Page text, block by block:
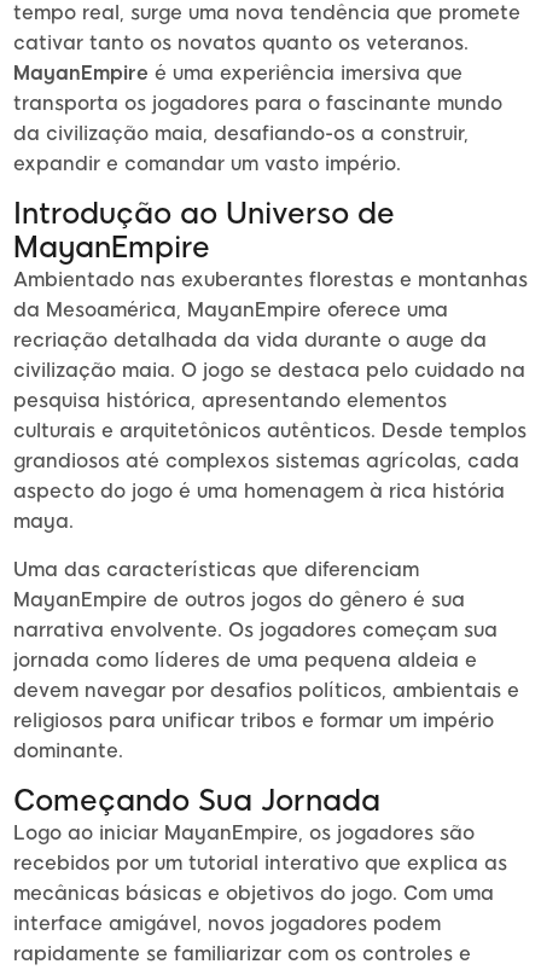
tempo real, surge uma nova tendência que promete
cativar tanto os novatos quanto os veteranos.
MayanEmpire é uma experiência imersiva que
transporta os jogadores para o fascinante mundo
da civilização maia, desafiando-os a construir,
expandir e comandar um vasto império.
Introdução ao Universo de
MayanEmpire
Ambientado nas exuberantes florestas e montanhas
da Mesoamérica, MayanEmpire oferece uma
recriação detalhada da vida durante o auge da
civilização maia. O jogo se destaca pelo cuidado na
pesquisa histórica, apresentando elementos
culturais e arquitetônicos autênticos. Desde templos
grandiosos até complexos sistemas agrícolas, cada
aspecto do jogo é uma homenagem à rica história
maya.
Uma das características que diferenciam
MayanEmpire de outros jogos do gênero é sua
narrativa envolvente. Os jogadores começam sua
jornada como líderes de uma pequena aldeia e
devem navegar por desafios políticos, ambientais e
religiosos para unificar tribos e formar um império
dominante.
Começando Sua Jornada
Logo ao iniciar MayanEmpire, os jogadores são
recebidos por um tutorial interativo que explica as
mecânicas básicas e objetivos do jogo. Com uma
interface amigável, novos jogadores podem
rapidamente se familiarizar com os controles e